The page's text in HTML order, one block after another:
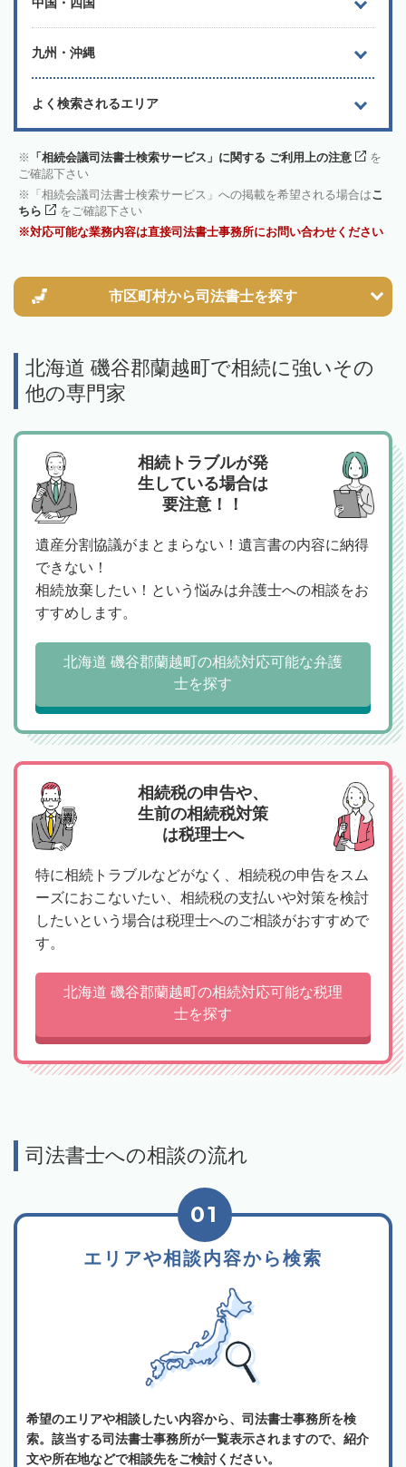
九州・沖縄
よく検索されるエリア
「相続会議司法書士検索サービス」に関する ご利用上の注意
を
ご確認下さい
「相続会議司法書士検索サービス」への掲載を希望される場合はこ
ちら
をご確認下さい
対応可能な業務内容は直接司法書士事務所にお問い合わせください
市区町村から司法書士を探す
北海道 磯谷郡蘭越町で相続に強いその
他の専門家
相続トラブルが発
生している場合は
要注意！！
遺産分割協議がまとまらない！遺言書の内容に納得
できない！
相続放棄したい！という悩みは弁護士への相談をお
すすめします。
北海道 磯谷郡蘭越町の相続対応可能な弁護
士を探す
相続税の申告や、
生前の相続税対策
は税理士へ
特に相続トラブルなどがなく、相続税の申告をスム
ーズにおこないたい、相続税の支払いや対策を検討
したいという場合は税理士へのご相談がおすすめで
す。
北海道 磯谷郡蘭越町の相続対応可能な税理
士を探す
司法書士への相談の流れ
エリアや相談内容から検索
01
希望のエリアや相談したい内容から、司法書士事務所を検
索。該当する司法書士事務所が一覧表示されますので、紹介
文や所在地などで相談先をご検討ください。